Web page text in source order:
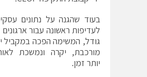
בעוד שהגנה על נתונים
לעדיפות ראשונה עבור
גודל, המשימה הפכה במקביל
מורכבת, יקרה ונמשכת
יותר זמן.